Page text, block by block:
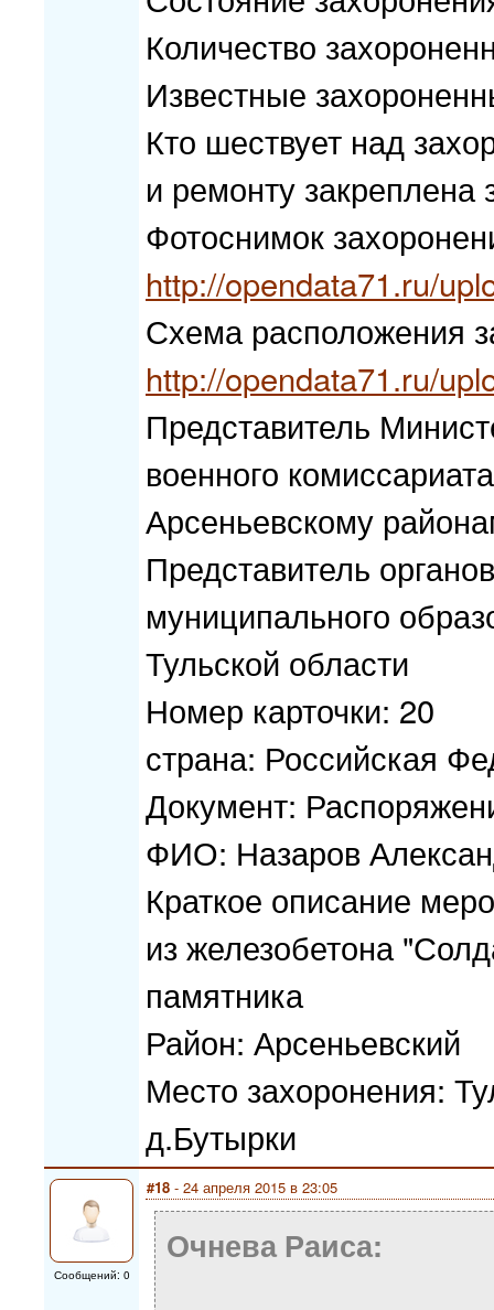
Количество
Известные
Кто шествует над
и ремонту
Фотоснимок
http://opendata71.ru/
Схема расположения
http://opendata71.ru/
Представитель
военного
Арсеньевскому
Представитель
муниципального
Тульской области
Номер карточки: 20
страна: Российская
Документ:
ФИО: Назаров
Краткое описание
из железобетона
памятника
Район: Арсеньевский
Место захоронения:
д.Бутырки
Сообщений: 0
#18 - 24 апреля 2015 в 23:05
Очнева Раиса: